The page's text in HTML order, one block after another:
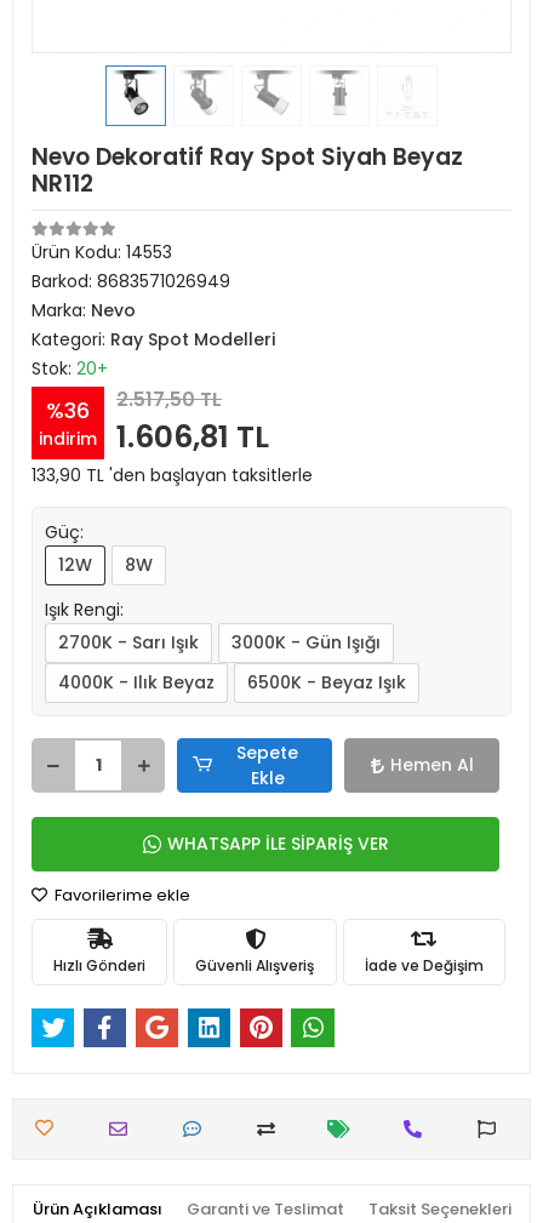
Nevo Dekoratif Ray Spot Siyah Beyaz
NR112
Ürün Kodu: 14553
Barkod: 8683571026949
Marka: Nevo
Kategori: Ray Spot Modelleri
Stok: 20+
%36
indirim
2.517,50 TL
1.606,81 TL
133,90 TL 'den başlayan taksitlerle
Güç:
12W
8W
Işık Rengi:
2700K - Sarı Işık
3000K - Gün Işığı
4000K - Ilık Beyaz
6500K - Beyaz Işık
Sepete
Ekle
Hemen Al
WHATSAPP İLE SİPARİŞ VER
Favorilerime ekle
Hızlı Gönderi Güvenli Alışveriş İade ve Değişim
Ürün Açıklaması Garanti ve Teslimat Taksit Seçenekleri